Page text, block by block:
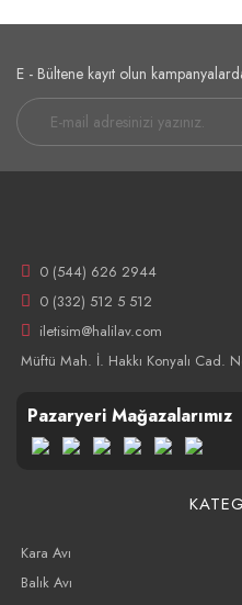
E - Bültene kayıt olun
0 (544) 626 2944
0 (332) 512 5 512
iletisim@halilav.com
Müftü Mah. İ. Hakkı Konyalı Cad.
Pazaryeri Mağazalarımız
Kara Avı
Balık Avı